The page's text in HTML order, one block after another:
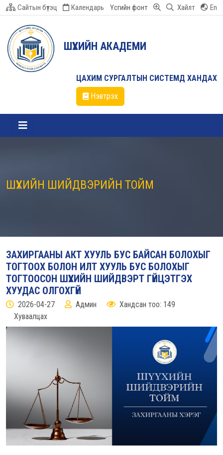
Сайтын бүтэц Календарь Үсгийн фонт Хайлт En
ШҮҮХИЙН АКАДЕМИ
ЦАХИМ СУРГАЛТЫН СИСТЕМД ХАНДАХ
Нэвтрэх
ШҮҮХИЙН ШИЙДВЭРИЙН ТОЙМ
ЗАХИРГААНЫ АКТ ХУУЛЬ БУС БАЙСАН БОЛОХЫГ
ТОГТООХ БОЛОН ИЛТ ХУУЛЬ БУС БОЛОХЫГ
ТОГТООСОН ШҮҮХИЙН ШИЙДВЭРТ ГҮЙЦЭТГЭХ
ХУУДАС ОЛГОХГҮЙ
2026-04-27 Админ
Хандсан тоо: 149
Хуваалцах